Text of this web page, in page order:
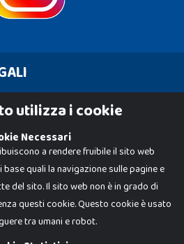
utilizza i cookie
Necessari
a rendere fruibile il sito web
quali la navigazione sulle pagine e
del sito. Il sito web non è in grado di
questi cookie. Questo cookie è usato
tra umani e robot.